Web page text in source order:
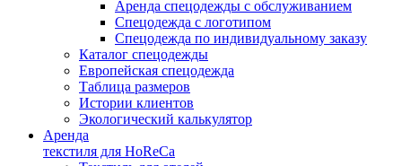
Аренда спецодежды с обслуживанием
Спецодежда с логотипом
Спецодежда по индивидуальному заказу
Каталог спецодежды
Европейская спецодежда
Таблица размеров
Истории клиентов
Экологический калькулятор
Аренда
текстиля для HoReCa